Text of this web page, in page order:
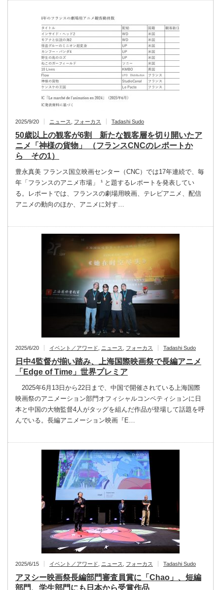
2025/9/20 ニュース フォーカス Tadashi Sudo
50歳以上の観客が6割 新たな観客層を切り開いたア
ニメ「神様の貨物」 （フランスCNCのレポートか
ら その1）
豊永真美 フランス国立映画センター（CNC）では17年連続で、毎
年「フランスのアニメ市場」 ¹ と題するレポートを発表してい
る。レポートでは、フランスの劇場用映画、テレビアニメ、配信
アニメの動向のほか、アニメに対す…
2025/6/20 イベント／アワード ニュース フォーカス Tadashi Sudo
日中4監督が揃い踏み、上海国際映画祭で長編アニメ
「Edge of Time」世界プレミア
2025年6月13日から22日まで、中国で開催されている上海国際
映画祭のアニメーション部門オフィシャルコンペティションに日
本と中国の大物監督4人がタッグを組んだ作品が登場して話題を呼
んでいる。長編アニメーション映画『E…
2025/6/15 イベント／アワード ニュース フォーカス Tadashi Sudo
アヌシー映画祭長編部門審査員賞に「Chao」、短編
部門、学生部門にも日本から受賞作品